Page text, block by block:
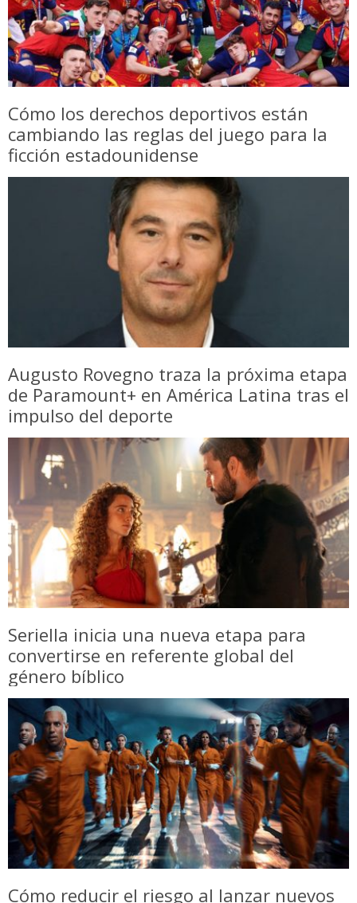
Cómo los derechos deportivos están
cambiando las reglas del juego para la
ficción estadounidense
Augusto Rovegno traza la próxima etapa
de Paramount+ en América Latina tras el
impulso del deporte
Seriella inicia una nueva etapa para
convertirse en referente global del
género bíblico
Cómo reducir el riesgo al lanzar nuevos